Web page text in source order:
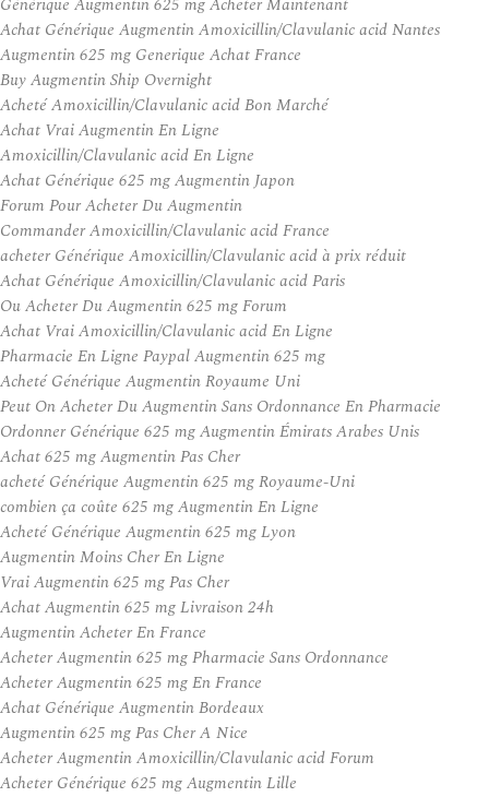
Achat Générique Augmentin Amoxicillin/Clavulanic acid Nantes
Augmentin 625 mg Generique Achat France
Buy Augmentin Ship Overnight
Acheté Amoxicillin/Clavulanic acid Bon Marché
Achat Vrai Augmentin En Ligne
Amoxicillin/Clavulanic acid En Ligne
Achat Générique 625 mg Augmentin Japon
Forum Pour Acheter Du Augmentin
Commander Amoxicillin/Clavulanic acid France
acheter Générique Amoxicillin/Clavulanic acid à prix réduit
Achat Générique Amoxicillin/Clavulanic acid Paris
Ou Acheter Du Augmentin 625 mg Forum
Achat Vrai Amoxicillin/Clavulanic acid En Ligne
Pharmacie En Ligne Paypal Augmentin 625 mg
Acheté Générique Augmentin Royaume Uni
Peut On Acheter Du Augmentin Sans Ordonnance En Pharmacie
Ordonner Générique 625 mg Augmentin Émirats Arabes Unis
Achat 625 mg Augmentin Pas Cher
acheté Générique Augmentin 625 mg Royaume-Uni
combien ça coûte 625 mg Augmentin En Ligne
Acheté Générique Augmentin 625 mg Lyon
Augmentin Moins Cher En Ligne
Vrai Augmentin 625 mg Pas Cher
Achat Augmentin 625 mg Livraison 24h
Augmentin Acheter En France
Acheter Augmentin 625 mg Pharmacie Sans Ordonnance
Acheter Augmentin 625 mg En France
Achat Générique Augmentin Bordeaux
Augmentin 625 mg Pas Cher A Nice
Acheter Augmentin Amoxicillin/Clavulanic acid Forum
Acheter Générique 625 mg Augmentin Lille